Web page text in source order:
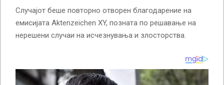
Случајот беше повторно отворен благодарение на
емисијата Aktenzeichen XY, позната по решавање на
нерешени случаи на исчезнувања и злосторства.